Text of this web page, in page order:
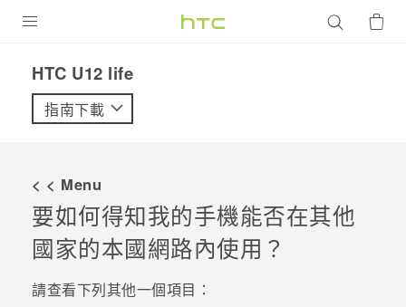
VIVE
VIVERSE
優惠專區
HTC U12 life‎
指南下載
< < Menu
要如何得知我的手機能否在其他
國家的本國網路內使用？
請查看下列其他一個項目：